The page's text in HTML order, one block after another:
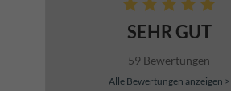
SEHR GUT
59 Bewertungen
Alle Bewertungen anzeigen >